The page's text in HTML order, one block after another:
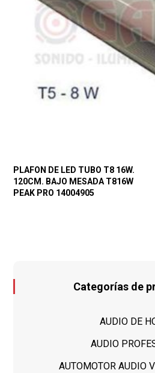
PLAFON DE LED TUBO T8 16W.
120CM. BAJO MESADA T816W
PEAK PRO 14004905
Categorías de
AUDIO DE
AUDIO
AUTOMOTOR AUDIO